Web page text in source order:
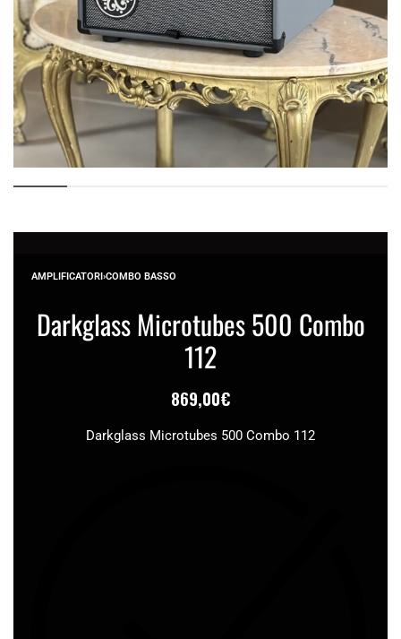
AMPLIFICATORI›COMBO BASSO
Darkglass Microtubes 500 Combo
112
869,00€
Darkglass Microtubes 500 Combo 112